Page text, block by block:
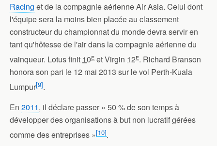
Racing et de la compagnie aérienne Air Asia. Celui dont
l'équipe sera la moins bien placée au classement
constructeur du championnat du monde devra servir en
tant qu'hôtesse de l'air dans la compagnie aérienne du
vainqueur. Lotus finit 10e et Virgin 12e. Richard Branson
honora son pari le 12 mai 2013 sur le vol Perth-Kuala
Lumpur[9].
En 2011, il déclare passer « 50 % de son temps à
développer des organisations à but non lucratif gérées
comme des entreprises »[10].